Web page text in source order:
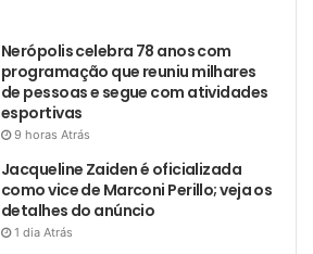
Nerópolis celebra 78 anos com
programação que reuniu milhares
de pessoas e segue com atividades
esportivas
9 horas Atrás
Jacqueline Zaiden é oficializada
como vice de Marconi Perillo; veja os
detalhes do anúncio
1 dia Atrás